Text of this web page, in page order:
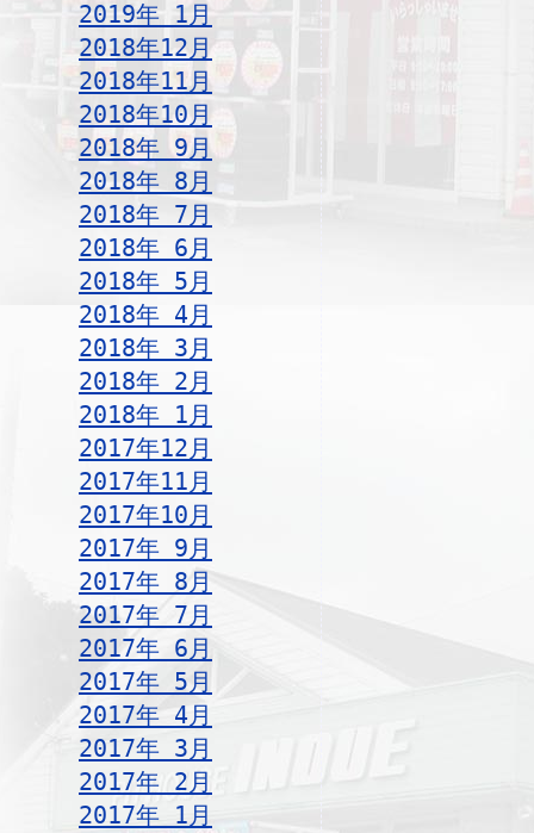
2019年 1月
2018年12月
2018年11月
2018年10月
2018年 9月
2018年 8月
2018年 7月
2018年 6月
2018年 5月
2018年 4月
2018年 3月
2018年 2月
2018年 1月
2017年12月
2017年11月
2017年10月
2017年 9月
2017年 8月
2017年 7月
2017年 6月
2017年 5月
2017年 4月
2017年 3月
2017年 2月
2017年 1月